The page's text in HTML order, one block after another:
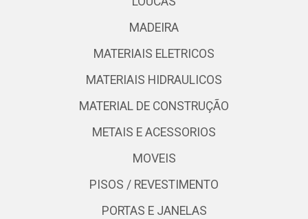
MADEIRA
MATERIAIS ELETRICOS
MATERIAIS HIDRAULICOS
MATERIAL DE CONSTRUÇÃO
METAIS E ACESSORIOS
MOVEIS
PISOS / REVESTIMENTO
PORTAS E JANELAS